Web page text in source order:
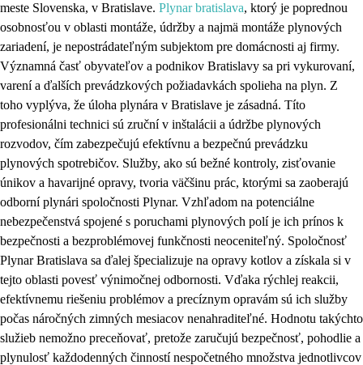
meste Slovenska, v Bratislave. Plynar bratislava, ktorý je poprednou
osobnosťou v oblasti montáže, údržby a najmä montáže plynových
zariadení, je nepostrádateľným subjektom pre domácnosti aj firmy.
Významná časť obyvateľov a podnikov Bratislavy sa pri vykurovaní,
varení a ďalších prevádzkových požiadavkách spolieha na plyn. Z
toho vyplýva, že úloha plynára v Bratislave je zásadná. Títo
profesionálni technici sú zruční v inštalácii a údržbe plynových
rozvodov, čím zabezpečujú efektívnu a bezpečnú prevádzku
plynových spotrebičov. Služby, ako sú bežné kontroly, zisťovanie
únikov a havarijné opravy, tvoria väčšinu prác, ktorými sa zaoberajú
odborní plynári spoločnosti Plynar. Vzhľadom na potenciálne
nebezpečenstvá spojené s poruchami plynových polí je ich prínos k
bezpečnosti a bezproblémovej funkčnosti neoceniteľný. Spoločnosť
Plynar Bratislava sa ďalej špecializuje na opravy kotlov a získala si v
tejto oblasti povesť výnimočnej odbornosti. Vďaka rýchlej reakcii,
efektívnemu riešeniu problémov a precíznym opravám sú ich služby
počas náročných zimných mesiacov nenahraditeľné. Hodnotu takýchto
služieb nemožno preceňovať, pretože zaručujú bezpečnosť, pohodlie a
plynulosť každodenných činností nespočetného množstva jednotlivcov